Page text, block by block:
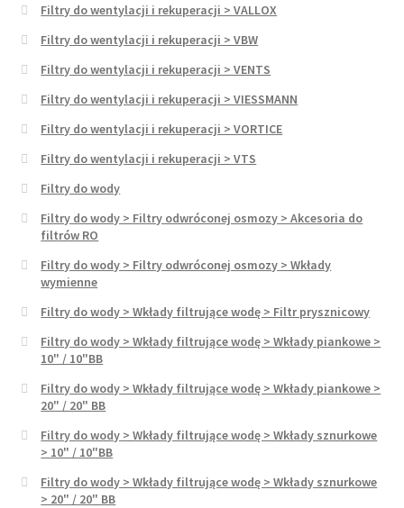
Filtry do wentylacji i rekuperacji > VALLOX
Filtry do wentylacji i rekuperacji > VBW
Filtry do wentylacji i rekuperacji > VENTS
Filtry do wentylacji i rekuperacji > VIESSMANN
Filtry do wentylacji i rekuperacji > VORTICE
Filtry do wentylacji i rekuperacji > VTS
Filtry do wody
Filtry do wody > Filtry odwróconej osmozy > Akcesoria do
filtrów RO
Filtry do wody > Filtry odwróconej osmozy > Wkłady
wymienne
Filtry do wody > Wkłady filtrujące wodę > Filtr prysznicowy
Filtry do wody > Wkłady filtrujące wodę > Wkłady piankowe >
10" / 10"BB
Filtry do wody > Wkłady filtrujące wodę > Wkłady piankowe >
20" / 20" BB
Filtry do wody > Wkłady filtrujące wodę > Wkłady sznurkowe
> 10" / 10"BB
Filtry do wody > Wkłady filtrujące wodę > Wkłady sznurkowe
> 20" / 20" BB